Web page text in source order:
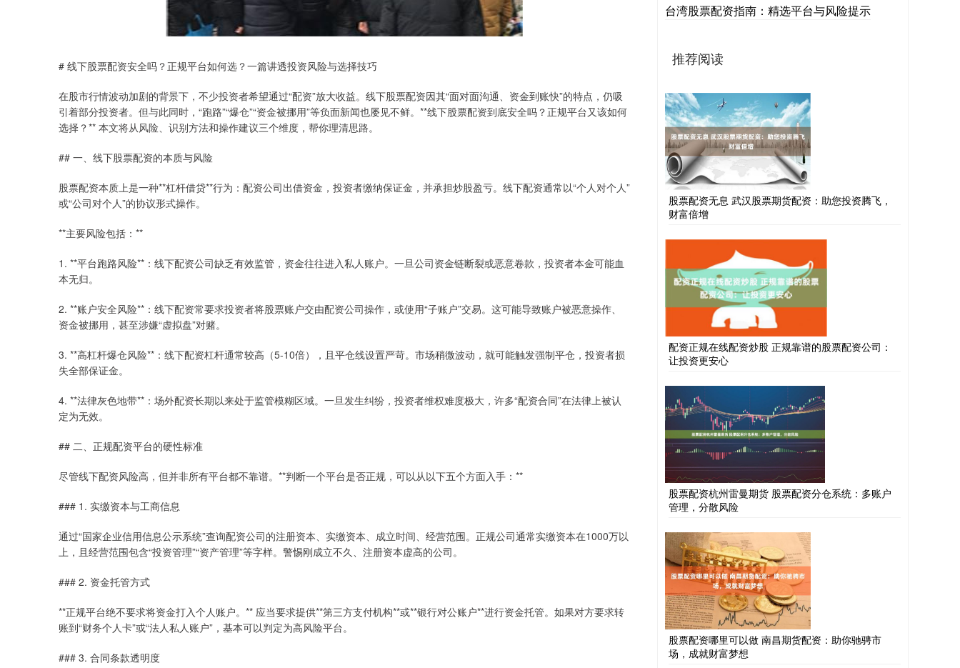
# 线下股票配资安全吗？正规平台如何选？一篇讲透投资风险与选择技巧
在股市行情波动加剧的背景下，不少投资者希望通过“配资”放大收益。线下股票配资因其“面对面沟通、资金到账快”的特点，仍吸
引着部分投资者。但与此同时，“跑路”“爆仓”“资金被挪用”等负面新闻也屡见不鲜。**线下股票配资到底安全吗？正规平台又该如何
选择？** 本文将从风险、识别方法和操作建议三个维度，帮你理清思路。
## 一、线下股票配资的本质与风险
股票配资本质上是一种**杠杆借贷**行为：配资公司出借资金，投资者缴纳保证金，并承担炒股盈亏。线下配资通常以“个人对个人”
或“公司对个人”的协议形式操作。
**主要风险包括：**
1. **平台跑路风险**：线下配资公司缺乏有效监管，资金往往进入私人账户。一旦公司资金链断裂或恶意卷款，投资者本金可能血
本无归。
2. **账户安全风险**：线下配资常要求投资者将股票账户交由配资公司操作，或使用“子账户”交易。这可能导致账户被恶意操作、
资金被挪用，甚至涉嫌“虚拟盘”对赌。
3. **高杠杆爆仓风险**：线下配资杠杆通常较高（5-10倍），且平仓线设置严苛。市场稍微波动，就可能触发强制平仓，投资者损
失全部保证金。
4. **法律灰色地带**：场外配资长期以来处于监管模糊区域。一旦发生纠纷，投资者维权难度极大，许多“配资合同”在法律上被认
定为无效。
## 二、正规配资平台的硬性标准
尽管线下配资风险高，但并非所有平台都不靠谱。**判断一个平台是否正规，可以从以下五个方面入手：**
### 1. 实缴资本与工商信息
通过“国家企业信用信息公示系统”查询配资公司的注册资本、实缴资本、成立时间、经营范围。正规公司通常实缴资本在1000万以
上，且经营范围包含“投资管理”“资产管理”等字样。警惕刚成立不久、注册资本虚高的公司。
### 2. 资金托管方式
**正规平台绝不要求将资金打入个人账户。** 应当要求提供**第三方支付机构**或**银行对公账户**进行资金托管。如果对方要求转
账到“财务个人卡”或“法人私人账户”，基本可以判定为高风险平台。
### 3. 合同条款透明度
台湾股票配资指南：精选平台与风险提示
推荐阅读
股票配资无息 武汉股票期货配资：助您投资腾飞，
财富倍增
配资正规在线配资炒股 正规靠谱的股票配资公司：
让投资更安心
股票配资杭州雷曼期货 股票配资分仓系统：多账户
管理，分散风险
股票配资哪里可以做 南昌期货配资：助你驰骋市
场，成就财富梦想